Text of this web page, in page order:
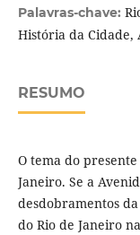
Palavras-chave:
História da Cidade,
RESUMO
O tema do
Janeiro. Se a
desdobramentos
do Rio de Janeiro